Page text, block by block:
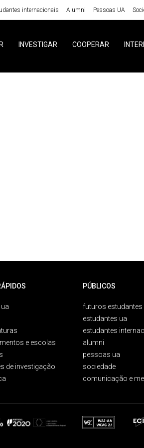
internacionais Alumni Pessoas UA
INVESTIGAR COOPERAR
e escolas
de investigação
PÚBLICOS
futuros estudantes
estudantes ua
estudantes
alumni
pessoas ua
sociedade
comunicação e